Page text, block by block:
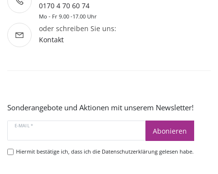
0170 4 70 60 74
Mo - Fr 9.00 -17.00 Uhr
oder schreiben Sie uns:
Kontakt
Sonderangebote und Aktionen mit unserem Newsletter!
E-MAIL *
Abonieren
Hiermit bestätige ich, dass ich die Datenschutzerklärunggelesen habe.